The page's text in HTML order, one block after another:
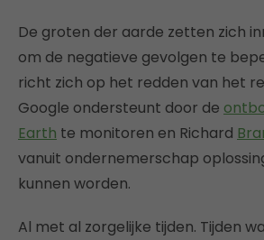
De groten der aarde zetten zich
om de negatieve gevolgen te
richt zich op het redden van het
Google ondersteunt door de
Earth te monitoren en Richard
vanuit ondernemerschap
kunnen worden.
Al met al zorgelijke tijden. Tijden